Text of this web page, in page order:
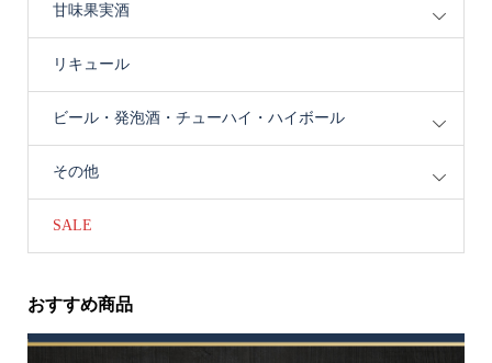
甘味果実酒
リキュール
ビール・発泡酒・チューハイ・ハイボール
その他
SALE
おすすめ商品